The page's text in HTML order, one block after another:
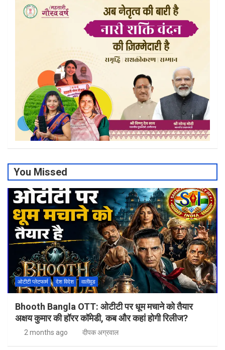
You Missed
ओटीटी प्लेटफार्म देश विदेश वालीवुड
Bhooth Bangla OTT: ओटीटी पर धूम मचाने को तैयार
अक्षय कुमार की हॉरर कॉमेडी, कब और कहां होगी रिलीज?
2 months ago दीपक अग्रवाल